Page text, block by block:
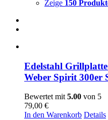
Zeige 150
Edelstahl
Weber Spirit 300er
Bewertet mit5.00 von 5
79,00 €
In den Warenkorb Details